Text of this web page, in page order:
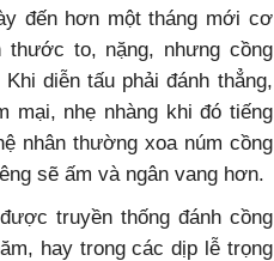
đến hơn một tháng mới cơ
to, nặng, nhưng cồng
diễn tấu phải đánh thẳng,
mại, nhẹ nhàng khi đó tiếng
nhân thường xoa núm cồng
sẽ ấm và ngân vang hơn.
truyền thống đánh cồng
hay trong các dịp lễ trọng